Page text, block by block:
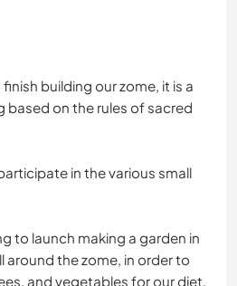
building our zome, it is a
based on the rules of sacred
in the various small
to launch making a garden in
around the zome, in order to
and vegetables for our diet.